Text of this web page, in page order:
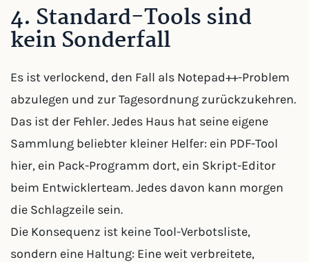
4. Standard-Tools sind
kein Sonderfall
Es ist verlockend, den Fall als Notepad++-Problem
abzulegen und zur Tagesordnung zurückzukehren.
Das ist der Fehler. Jedes Haus hat seine eigene
Sammlung beliebter kleiner Helfer: ein PDF-Tool
hier, ein Pack-Programm dort, ein Skript-Editor
beim Entwicklerteam. Jedes davon kann morgen
die Schlagzeile sein.
Die Konsequenz ist keine Tool-Verbotsliste,
sondern eine Haltung: Eine weit verbreitete,